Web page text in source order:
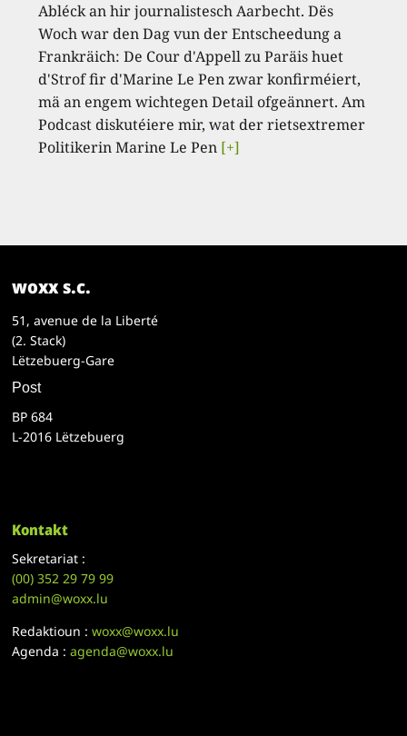
Abléck an hir journalistesch Aarbecht. Dës
Woch war den Dag vun der Entscheedung a
Frankräich: De Cour d'Appell zu Paräis huet
d'Strof fir d'Marine Le Pen zwar konfirméiert,
mä an engem wichtegen Detail ofgeännert. Am
Podcast diskutéiere mir, wat der rietsextremer
Politikerin Marine Le Pen [+]
woxx s.c.
51, avenue de la Liberté
(2. Stack)
Lëtzebuerg-Gare
Post
BP 684
L-2016 Lëtzebuerg
Kontakt
Sekretariat :
(00)352 29 79 99
admin@woxx.lu
Redaktioun :woxx@woxx.lu
Agenda :agenda@woxx.lu